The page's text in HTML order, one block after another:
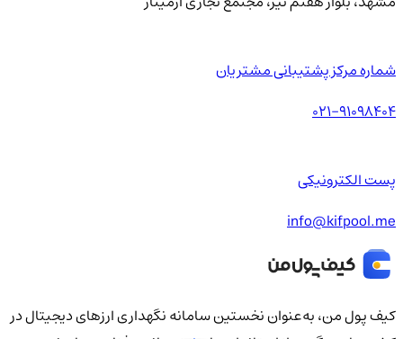
شماره مرکز پشتیبانی مشتریان
021-91098404
پست الکترونیکی
info@kifpool.me
کیف‌ پول من، به‌عنوان نخستین سامانه نگهداری ارزهای دیجیتال در